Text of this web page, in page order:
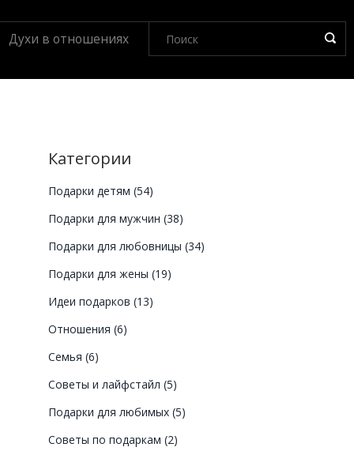
Духи в отношениях
Категории
Подарки детям (54)
Подарки для мужчин (38)
Подарки для любовницы (34)
Подарки для жены (19)
Идеи подарков (13)
Отношения (6)
Семья (6)
Советы и лайфстайл (5)
Подарки для любимых (5)
Советы по подаркам (2)